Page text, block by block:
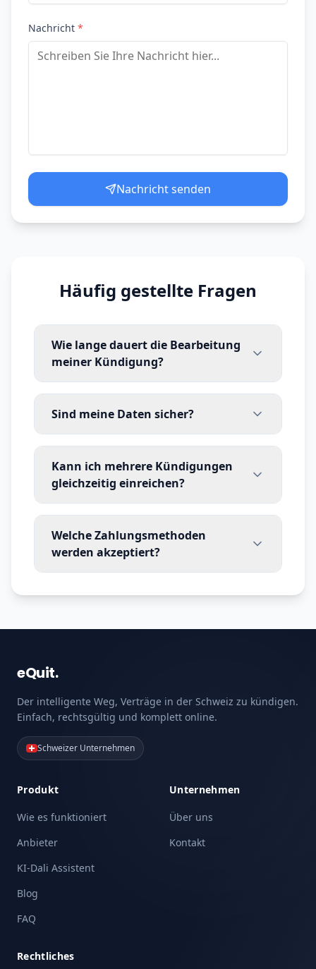
Nachricht *
Nachricht senden
Häufig gestellte Fragen
Wie lange dauert die Bearbeitung
meiner Kündigung?
Sind meine Daten sicher?
Kann ich mehrere Kündigungen
gleichzeitig einreichen?
Welche Zahlungsmethoden
werden akzeptiert?
eQuit.
Der intelligente Weg, Verträge in der Schweiz zu kündigen.
Einfach, rechtsgültig und komplett online.
Schweizer Unternehmen
Produkt
Wie es funktioniert
Anbieter
KI-Dali Assistent
Blog
FAQ
Unternehmen
Über uns
Kontakt
Rechtliches